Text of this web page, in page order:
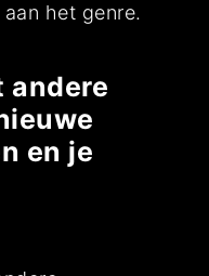
het genre.
andere
en je